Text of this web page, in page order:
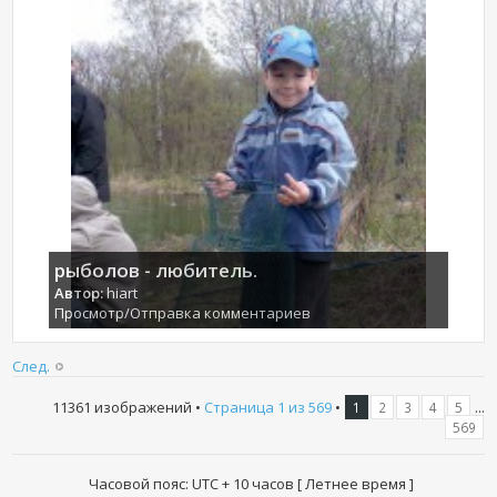
рыболов - любитель.
Автор:hiart
Просмотр/Отправка комментариев
След.
11361 изображений • Страница 1 из 569• 1 2 3 4 5 ...
569
Часовой пояс: UTC + 10 часов [ Летнее время ]